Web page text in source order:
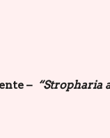
– “Stropharia